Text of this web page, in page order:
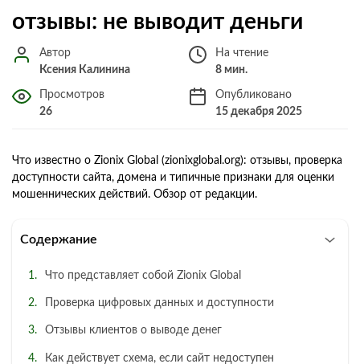
отзывы: не выводит деньги
Автор
Ксения Калинина
На чтение
8 мин.
Просмотров
26
Опубликовано
15 декабря 2025
Что известно о Zionix Global (zionixglobal.org): отзывы, проверка
доступности сайта, домена и типичные признаки для оценки
мошеннических действий. Обзор от редакции.
Содержание
Что представляет собой Zionix Global
Проверка цифровых данных и доступности
Отзывы клиентов о выводе денег
Как действует схема, если сайт недоступен